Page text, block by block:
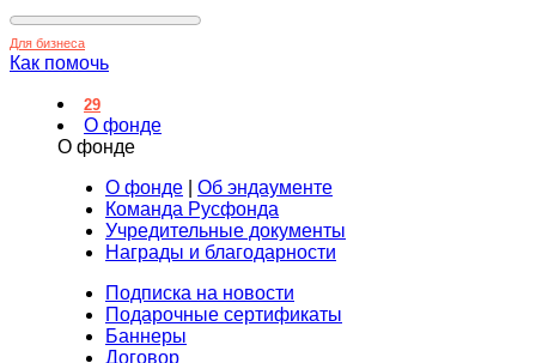
Для бизнеса
Как помочь
29
О фонде
О фонде
О фонде
Об эндаументе
Команда Русфонда
Учредительные документы
Награды и благодарности
Подписка на новости
Подарочные сертификаты
Баннеры
Договор